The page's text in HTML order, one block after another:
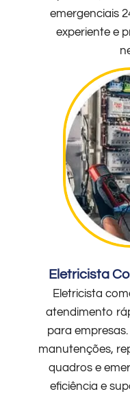
emergenciais
experiente e
Eletricista
Eletricista
atendimento
para
manutenções,
quadros e
eficiência e